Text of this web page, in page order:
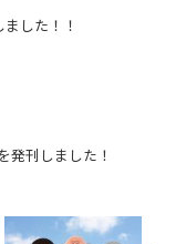
した！！
発刊しました！